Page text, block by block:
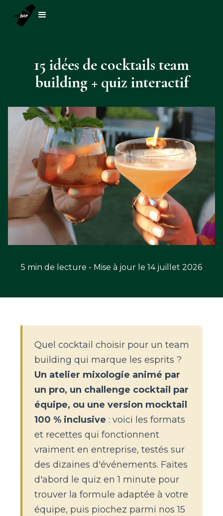
15 idées de cocktails team
building + quiz interactif
5 min de lecture - Mise à jour le 14 juillet 2026
Quel cocktail choisir pour un team
building qui marque les esprits ?
Un atelier mixologie animé par
un pro, un challenge cocktail par
équipe, ou une version mocktail
100 % inclusive : voici les formats
et recettes qui fonctionnent
vraiment en entreprise, testés sur
des dizaines d'événements. Faites
d'abord le quiz en 1 minute pour
trouver la formule adaptée à votre
équipe, puis piochez parmi nos 15